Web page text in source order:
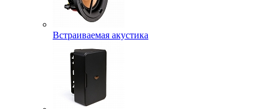
Встраиваемая акустика